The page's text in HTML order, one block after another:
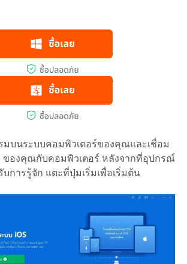
มบนระบบคอมพิวเตอร์ของคุณและเชื่อม
ของคุณกับคอมพิวเตอร์ หลังจากที่อุปกรณ์
การรู้จัก แตะที่ปุ่มเริ่มเพื่อเริ่มต้น